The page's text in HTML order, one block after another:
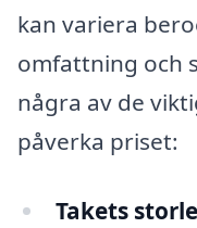
kan variera
omfattning och
några av de
påverka priset:
Takets